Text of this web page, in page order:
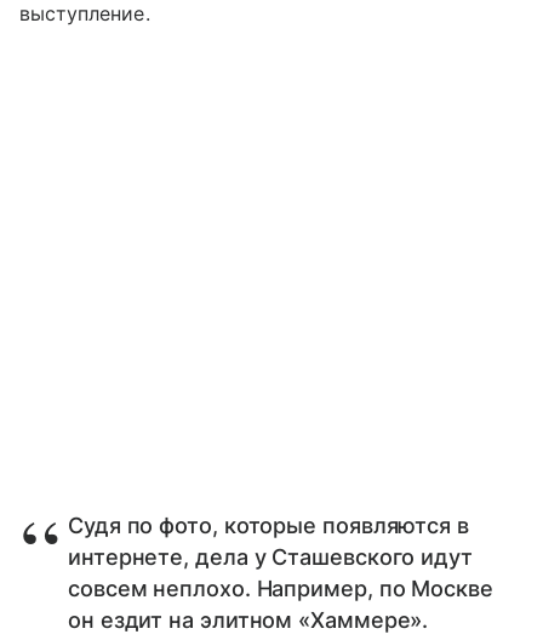
выступление.
Судя по фото, которые появляются в
интернете, дела у Сташевского идут
совсем неплохо. Например, по Москве
он ездит на элитном «Хаммере».